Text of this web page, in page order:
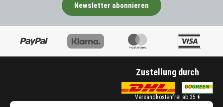
Newsletter abonnieren
Zustellung durch
Versandkostenfrei ab 35 €